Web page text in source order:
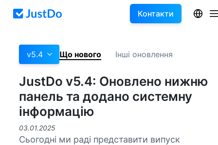
Контакти
v5.4 Що нового Інші оновлення
JustDo v5.4: Оновлено нижню
панель та додано системну
інформацію
03.01.2025
Сьогодні ми раді представити випуск